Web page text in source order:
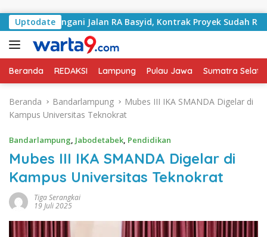
Uptodate
Tangani Jalan RA Basyid, Kontrak Proyek Sudah Rampung
Beranda REDAKSI Lampung Pulau Jawa Sumatra
Beranda Bandarlampung
Mubes III IKA SMANDA Digelar di
Kampus Universitas Teknokrat
Bandarlampung, Jabodetabek, Pendidikan
Mubes III IKA SMANDA Digelar di
Kampus Universitas Teknokrat
Tiga Serangkai
19 Juli 2025